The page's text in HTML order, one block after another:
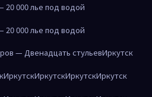
000 лье под водой
000 лье под водой
— Двенадцать стульевИркутск
ИркутскИркутскИркутскИркутск